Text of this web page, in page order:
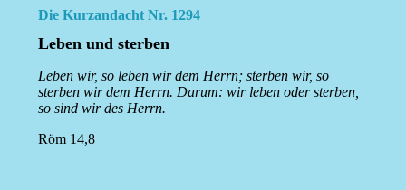
Die Kurzandacht Nr. 1294
Leben und sterben
Leben wir, so leben wir dem Herrn; sterben wir, so
sterben wir dem Herrn. Darum: wir leben oder sterben,
so sind wir des Herrn.
Röm 14,8